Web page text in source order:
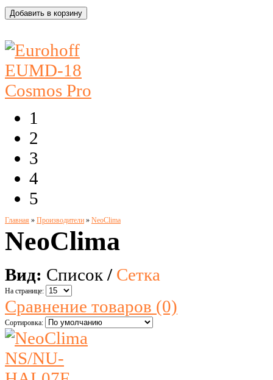
1
2
3
4
5
Главная » Производители » NeoClima
NeoClima
Вид: Список / Сетка
На странице:
Сравнение товаров (0)
Сортировка: